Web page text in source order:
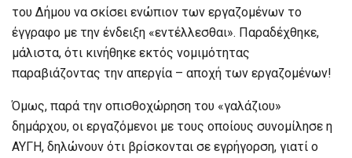
του Δήμου να σκίσει ενώπιον των εργαζομένων το
έγγραφο με την ένδειξη «εντέλλεσθαι». Παραδέχθηκε,
μάλιστα, ότι κινήθηκε εκτός νομιμότητας
παραβιάζοντας την απεργία – αποχή των εργαζομένων!
Όμως, παρά την οπισθοχώρηση του «γαλάζιου»
δημάρχου, οι εργαζόμενοι με τους οποίους συνομίλησε η
ΑΥΓΗ, δηλώνουν ότι βρίσκονται σε εγρήγορση, γιατί ο